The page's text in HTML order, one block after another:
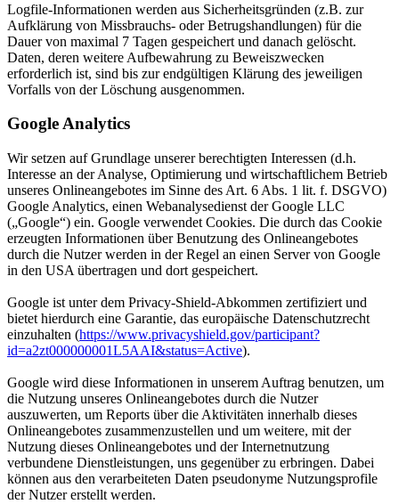
Logfile-Informationen werden aus Sicherheitsgründen (z.B. zur
Aufklärung von Missbrauchs- oder Betrugshandlungen) für die
Dauer von maximal 7 Tagen gespeichert und danach gelöscht.
Daten, deren weitere Aufbewahrung zu Beweiszwecken
erforderlich ist, sind bis zur endgültigen Klärung des jeweiligen
Vorfalls von der Löschung ausgenommen.
Google Analytics
Wir setzen auf Grundlage unserer berechtigten Interessen (d.h.
Interesse an der Analyse, Optimierung und wirtschaftlichem Betrieb
unseres Onlineangebotes im Sinne des Art. 6 Abs. 1 lit. f. DSGVO)
Google Analytics, einen Webanalysedienst der Google LLC
(„Google“) ein. Google verwendet Cookies. Die durch das Cookie
erzeugten Informationen über Benutzung des Onlineangebotes
durch die Nutzer werden in der Regel an einen Server von Google
in den USA übertragen und dort gespeichert.
Google ist unter dem Privacy-Shield-Abkommen zertifiziert und
bietet hierdurch eine Garantie, das europäische Datenschutzrecht
einzuhalten (https://www.privacyshield.gov/participant?
id=a2zt000000001L5AAI&status=Active).
Google wird diese Informationen in unserem Auftrag benutzen, um
die Nutzung unseres Onlineangebotes durch die Nutzer
auszuwerten, um Reports über die Aktivitäten innerhalb dieses
Onlineangebotes zusammenzustellen und um weitere, mit der
Nutzung dieses Onlineangebotes und der Internetnutzung
verbundene Dienstleistungen, uns gegenüber zu erbringen. Dabei
können aus den verarbeiteten Daten pseudonyme Nutzungsprofile
der Nutzer erstellt werden.